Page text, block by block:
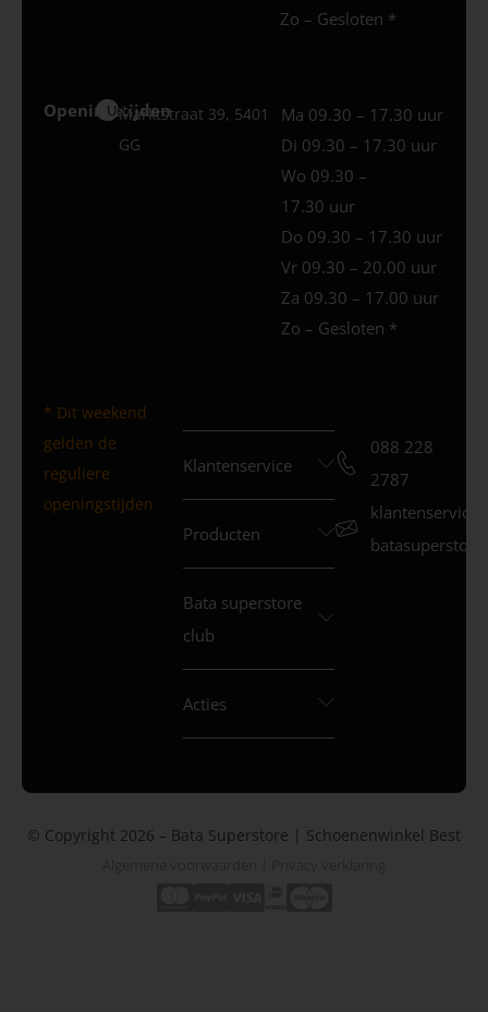
Zo – Gesloten *
Openingstijden
Uden
Marktstraat 39, 5401
GG
Ma 09.30 – 17.30 uur
Di 09.30 – 17.30 uur
Wo 09.30 –
17.30 uur
Do 09.30 – 17.30 uur
Vr 09.30 – 20.00 uur
Za 09.30 – 17.00 uur
Zo – Gesloten *
* Dit weekend
gelden de
reguliere
openingstijden
Klantenservice
Producten
Bata superstore
club
Acties
088 228
2787
© Copyright 2026 – Bata Superstore | Schoenenwinkel Best